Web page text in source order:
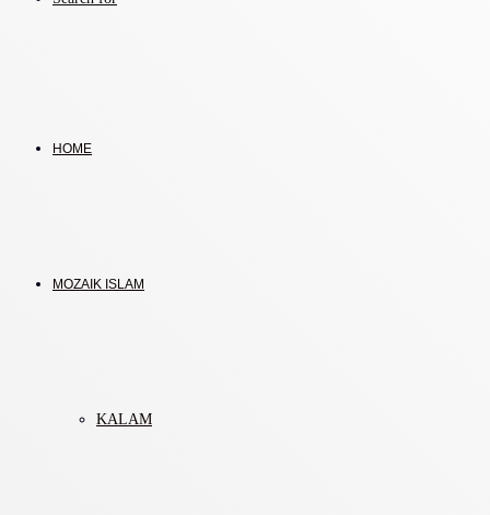
HOME
MOZAIK ISLAM
KALAM